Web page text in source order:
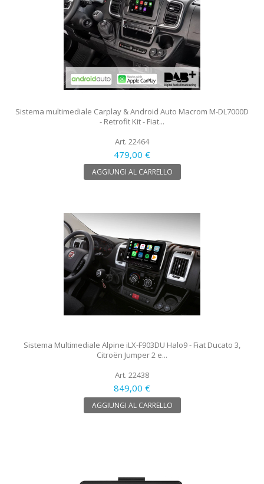
Sistema multimediale Carplay & Android Auto Macrom M-DL7000D
- Retrofit Kit - Fiat...
Art. 22464
479,00 €
AGGIUNGI AL CARRELLO
Sistema Multimediale Alpine iLX-F903DU Halo9 - Fiat Ducato 3,
Citroën Jumper 2 e...
Art. 22438
849,00 €
AGGIUNGI AL CARRELLO